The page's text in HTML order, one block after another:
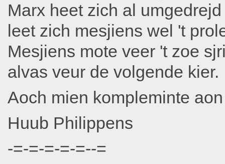
Marx heet zich al
leet zich mesjiens wel 't
Mesjiens mote veer 't zoe
alvas veur de volgende kier.
Aoch mien kompleminte
Huub Philippens
-=-=-=-=-=--=